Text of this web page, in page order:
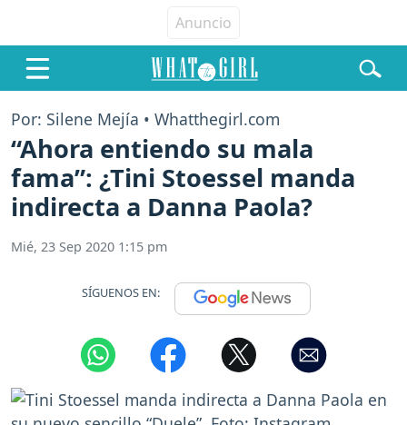
Por: Silene Mejía • Whatthegirl.com
“Ahora entiendo su mala
fama”: ¿Tini Stoessel manda
indirecta a Danna Paola?
Mié, 23 Sep 2020 1:15 pm
SÍGUENOS EN: